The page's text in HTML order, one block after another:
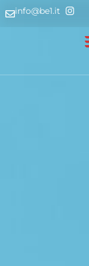
info@be1.it